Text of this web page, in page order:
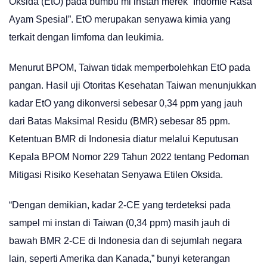
Ayam Spesial”. EtO merupakan senyawa kimia yang
terkait dengan limfoma dan leukimia.
Menurut BPOM, Taiwan tidak memperbolehkan EtO pada
pangan. Hasil uji Otoritas Kesehatan Taiwan menunjukkan
kadar EtO yang dikonversi sebesar 0,34 ppm yang jauh
dari Batas Maksimal Residu (BMR) sebesar 85 ppm.
Ketentuan BMR di Indonesia diatur melalui Keputusan
Kepala BPOM Nomor 229 Tahun 2022 tentang Pedoman
Mitigasi Risiko Kesehatan Senyawa Etilen Oksida.
“Dengan demikian, kadar 2-CE yang terdeteksi pada
sampel mi instan di Taiwan (0,34 ppm) masih jauh di
bawah BMR 2-CE di Indonesia dan di sejumlah negara
lain, seperti Amerika dan Kanada,” bunyi keterangan